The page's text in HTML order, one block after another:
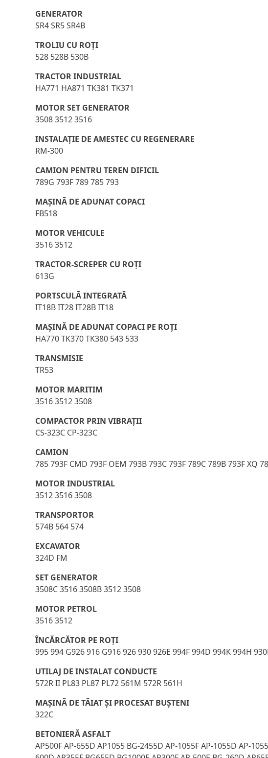
GENERATOR
SR4 SR5 SR4B
TROLIU CU ROŢI
528 528B 530B
TRACTOR INDUSTRIAL
HA771 HA871 TK381 TK371
MOTOR SET GENERATOR
3508 3512 3516
INSTALAŢIE DE AMESTEC CU REGENERARE
RM-300
CAMION PENTRU TEREN DIFICIL
789G 793F 789 785 793
MAŞINĂ DE ADUNAT COPACI
FB518
MOTOR VEHICULE
3516 3512
TRACTOR-SCREPER CU ROŢI
613G
PORTSCULĂ INTEGRATĂ
IT18B IT28 IT28B IT18
MAŞINĂ DE ADUNAT COPACI PE ROŢI
HA770 TK370 TK380 543 533
TRANSMISIE
TR53
MOTOR MARITIM
3516 3512 3508
COMPACTOR PRIN VIBRAŢII
CS-323C CP-323C
CAMION
785 793F CMD 793F OEM 793B 793C 793F 789C 789B 793F XQ
MOTOR INDUSTRIAL
3512 3516 3508
TRANSPORTOR
574B 564 574
EXCAVATOR
324D FM
SET GENERATOR
3508C 3516 3508B 3512 3508
MOTOR PETROL
3516 3512
ÎNCĂRCĂTOR PE ROŢI
995 994 G926 916 G916 926 930 926E 994F 994D 994K 994H
UTILAJ DE INSTALAT CONDUCTE
572R II PL83 PL87 PL72 561M 572R 561H
MAȘINĂ DE TĂIAT ȘI PROCESAT BUȘTENI
322C
BETONIERĂ ASFALT
AP500F AP-655D AP1055 BG-2455D AP-1055F AP-1055D AP-